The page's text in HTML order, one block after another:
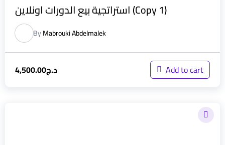
استراتجية بيع الدورات اونلاين (Copy 1)
ByMabrouki Abdelmalek
د.ج4,500.00 Add to cart